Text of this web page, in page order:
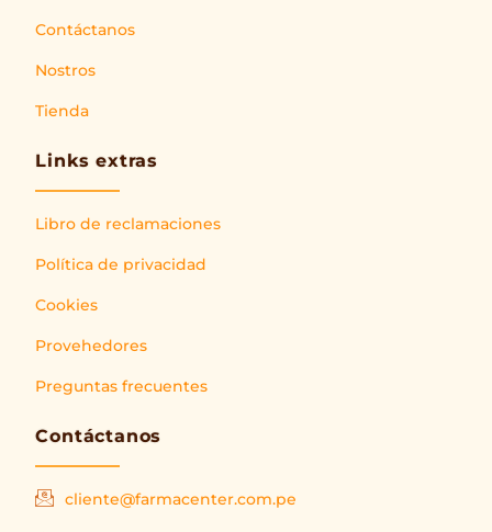
Contáctanos
Nostros
Tienda
Links extras
Libro de reclamaciones
Política de privacidad
Cookies
Provehedores
Preguntas frecuentes
Contáctanos
cliente@farmacenter.com.pe